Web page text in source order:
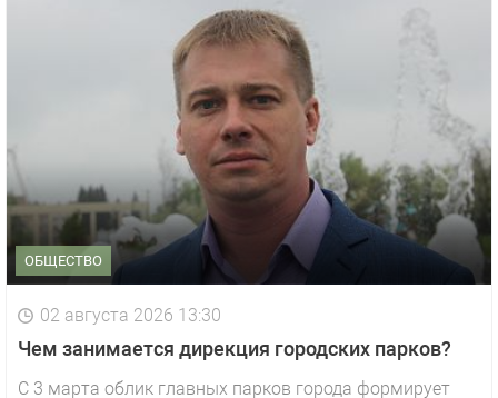
ОБЩЕСТВО
02 августа 2026 13:30
Чем занимается дирекция городских парков?
С 3 марта облик главных парков города формирует